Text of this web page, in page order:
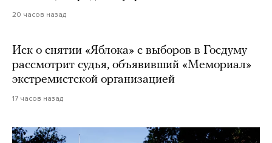
20 часов назад
Иск о снятии «Яблока» с выборов в Госдуму
рассмотрит судья, объявивший «Мемориал»
экстремистской организацией
17 часов назад